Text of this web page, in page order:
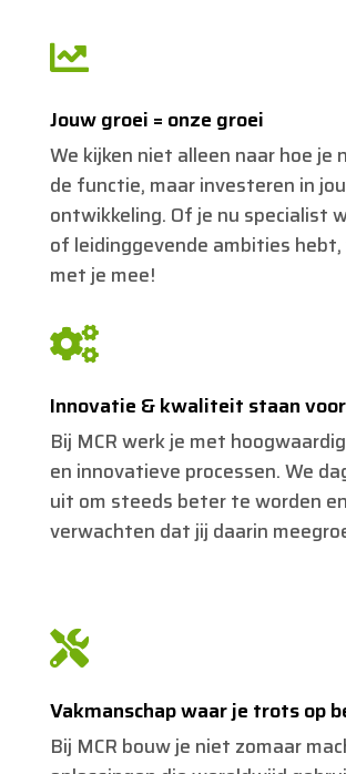

Jouw groei = onze groei
We kijken niet alleen naar hoe je
de functie, maar investeren in
ontwikkeling. Of je nu specialist
of leidinggevende ambities hebt,
met je mee!

Innovatie & kwaliteit staan
Bij MCR werk je met
en innovatieve processen. We
uit om steeds beter te worden en
verwachten dat jij daarin

Vakmanschap waar je trots op
Bij MCR bouw je niet zomaar